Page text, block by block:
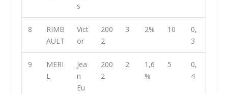
s
8
RIMB
AULT
Vict
or
200
2
3 2% 10
0,
3
9
MERI
L
Jea
n
Eu
200
2
2
1,6
%
5
0,
4